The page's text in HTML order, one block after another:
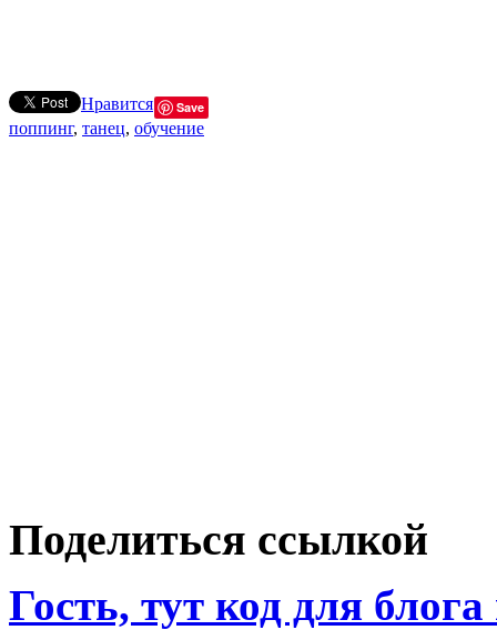
Нравится Save
поппинг, танец, обучение
Поделиться ссылкой
Гость, тут код для